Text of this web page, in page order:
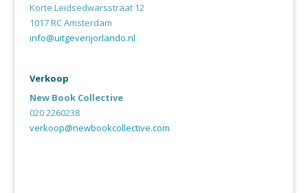
Korte Leidsedwarsstraat 12
1017 RC Amsterdam
info@uitgeverijorlando.nl
Verkoop
New Book Collective
020 2260238
verkoop@newbookcollective.com